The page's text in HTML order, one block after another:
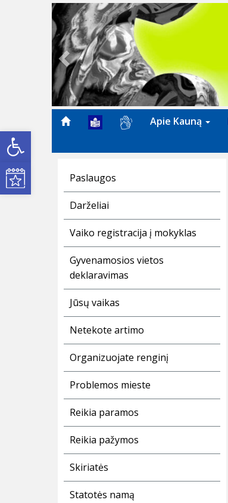
Open toolbar
Kultūros renginiai
Previous
Apie Kauną
Paslaugos
Darželiai
Vaiko registracija į mokyklas
Gyvenamosios vietos
deklaravimas
Jūsų vaikas
Netekote artimo
Organizuojate renginį
Problemos mieste
Reikia paramos
Reikia pažymos
Skiriatės
Statotės namą